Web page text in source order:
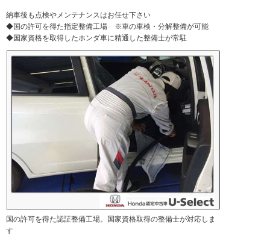
納車後も点検やメンテナンスはお任せ下さい
◆国の許可を得た指定整備工場 ※車の車検・分解整備が可能
◆国家資格を取得したホンダ車に精通した整備士が常駐
国の許可を得た認証整備工場。国家資格取得の整備士が対応しま
す